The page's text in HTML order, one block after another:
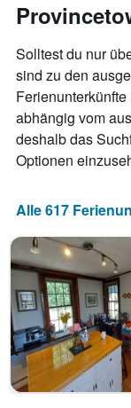
rückt.
Diagramm
hat
1
X-
Achse,
die
die
Tage
dem
Aufenthalt
anzeigt
Das
Diagramm
hat
1
Y-
Achse,
die
Solltest du nur
sind zu den
abhängig vom
deshalb das
Optionen
Alle 617